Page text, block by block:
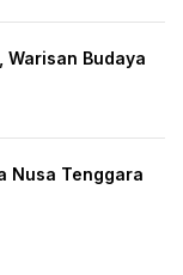
Warisan Budaya
Nusa Tenggara